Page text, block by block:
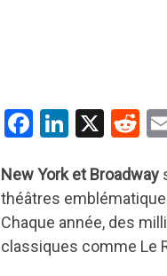
F
ce
b
o
Li
ke
dI
n
X
R
d
di
t
New York et Broadway
théâtres
Chaque année, des
classiques comme Le